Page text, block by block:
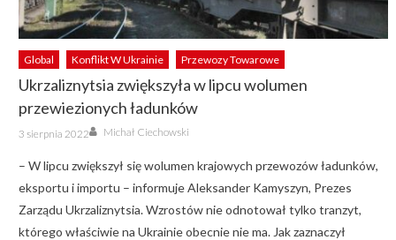
Global Konflikt W Ukrainie Przewozy Towarowe
Ukrzaliznytsia zwiększyła w lipcu wolumen
przewiezionych ładunków
Posted
on
3 sierpnia 2022 Author
Michał Ciechowski
– W lipcu zwiększył się wolumen krajowych przewozów ładunków,
eksportu i importu – informuje Aleksander Kamyszyn, Prezes
Zarządu Ukrzaliznytsia. Wzrostów nie odnotował tylko tranzyt,
którego właściwie na Ukrainie obecnie nie ma. Jak zaznaczył